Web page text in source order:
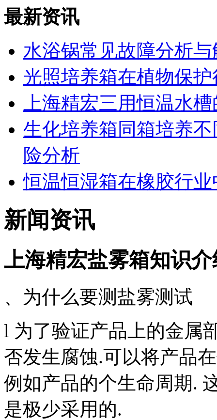
最新资讯
水浴锅常见故障分析
光照培养箱在植物保
上海精宏三用恒温水
生化培养箱同箱培养
险分析
恒温恒湿箱在橡胶行
新闻资讯
上海精宏盐雾箱知识介
、为什么要测盐雾测试
l 为了验证产品上的金属
否发生腐蚀.可以将产品
例如产品的个生命周期.
是极少采用的.